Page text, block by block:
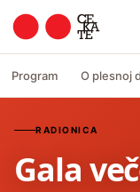
Program O plesnoj
RADIONICA
Gala